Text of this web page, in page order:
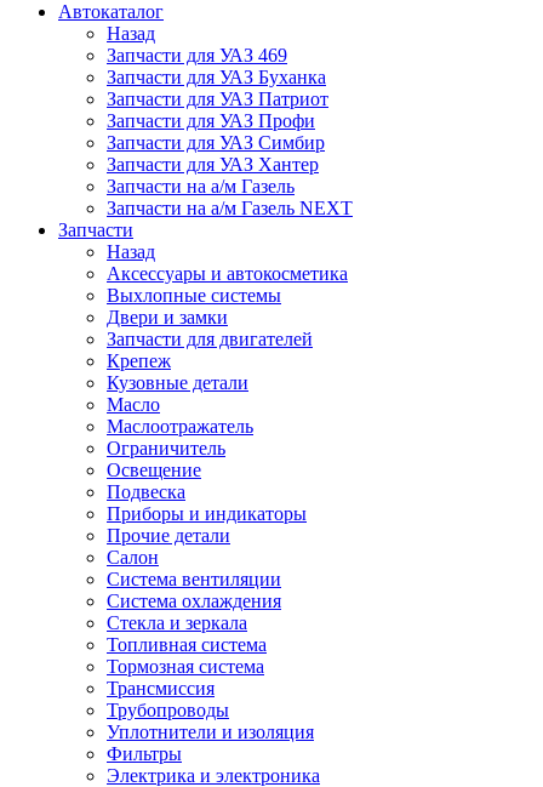
Автокаталог
Назад
Запчасти для УАЗ 469
Запчасти для УАЗ Буханка
Запчасти для УАЗ Патриот
Запчасти для УАЗ Профи
Запчасти для УАЗ Симбир
Запчасти для УАЗ Хантер
Запчасти на а/м Газель
Запчасти на а/м Газель NEXT
Запчасти
Назад
Аксессуары и автокосметика
Выхлопные системы
Двери и замки
Запчасти для двигателей
Крепеж
Кузовные детали
Масло
Маслоотражатель
Ограничитель
Освещение
Подвеска
Приборы и индикаторы
Прочие детали
Салон
Система вентиляции
Система охлаждения
Стекла и зеркала
Топливная система
Тормозная система
Трансмиссия
Трубопроводы
Уплотнители и изоляция
Фильтры
Электрика и электроника